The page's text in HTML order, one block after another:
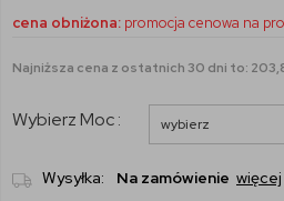
cena obniżona: promocja cenowa na
Najniższa cena z ostatnich 30 dni to:
Wybierz Moc :
Wysyłka: Na zamówienie więcej